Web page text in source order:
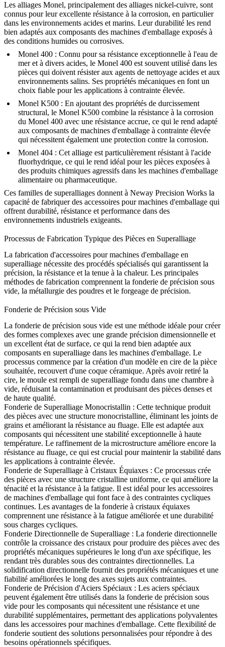
Les alliages Monel, principalement des alliages nickel-cuivre, sont
connus pour leur excellente résistance à la corrosion, en particulier
dans les environnements acides et marins. Leur durabilité les rend
bien adaptés aux composants des machines d'emballage exposés à
des conditions humides ou corrosives.
Monel 400 : Connu pour sa résistance exceptionnelle à l'eau de
mer et à divers acides, le Monel 400 est souvent utilisé dans les
pièces qui doivent résister aux agents de nettoyage acides et aux
environnements salins. Ses propriétés mécaniques en font un
choix fiable pour les applications à contrainte élevée.
Monel K500 : En ajoutant des propriétés de durcissement
structural, le Monel K500 combine la résistance à la corrosion
du Monel 400 avec une résistance accrue, ce qui le rend adapté
aux composants de machines d'emballage à contrainte élevée
qui nécessitent également une protection contre la corrosion.
Monel 404 : Cet alliage est particulièrement résistant à l'acide
fluorhydrique, ce qui le rend idéal pour les pièces exposées à
des produits chimiques agressifs dans les machines d'emballage
alimentaire ou pharmaceutique.
Ces familles de superalliages donnent à Neway Precision Works la
capacité de fabriquer des accessoires pour machines d'emballage qui
offrent durabilité, résistance et performance dans des
environnements industriels exigeants.
Processus de Fabrication Typique des Pièces en Superalliage
La fabrication d'accessoires pour machines d'emballage en
superalliage nécessite des procédés spécialisés qui garantissent la
précision, la résistance et la tenue à la chaleur. Les principales
méthodes de fabrication comprennent la fonderie de précision sous
vide, la métallurgie des poudres et le forgeage de précision.
Fonderie de Précision sous Vide
La fonderie de précision sous vide est une méthode idéale pour créer
des formes complexes avec une grande précision dimensionnelle et
un excellent état de surface, ce qui la rend bien adaptée aux
composants en superalliage dans les machines d'emballage. Le
processus commence par la création d'un modèle en cire de la pièce
souhaitée, recouvert d'une coque céramique. Après avoir retiré la
cire, le moule est rempli de superalliage fondu dans une chambre à
vide, réduisant la contamination et produisant des pièces denses et
de haute qualité.
Fonderie de Superalliage Monocristallin : Cette technique produit
des pièces avec une structure monocristalline, éliminant les joints de
grains et améliorant la résistance au fluage. Elle est adaptée aux
composants qui nécessitent une stabilité exceptionnelle à haute
température. Le raffinement de la microstructure améliore encore la
résistance au fluage, ce qui est crucial pour maintenir la stabilité dans
les applications à contrainte élevée.
Fonderie de Superalliage à Cristaux Équiaxes : Ce processus crée
des pièces avec une structure cristalline uniforme, ce qui améliore la
ténacité et la résistance à la fatigue. Il est idéal pour les accessoires
de machines d'emballage qui font face à des contraintes cycliques
continues. Les avantages de la fonderie à cristaux équiaxes
comprennent une résistance à la fatigue améliorée et une durabilité
sous charges cycliques.
Fonderie Directionnelle de Superalliage : La fonderie directionnelle
contrôle la croissance des cristaux pour produire des pièces avec des
propriétés mécaniques supérieures le long d'un axe spécifique, les
rendant très durables sous des contraintes directionnelles. La
solidification directionnelle fournit des propriétés mécaniques et une
fiabilité améliorées le long des axes sujets aux contraintes.
Fonderie de Précision d'Aciers Spéciaux : Les aciers spéciaux
peuvent également être utilisés dans la fonderie de précision sous
vide pour les composants qui nécessitent une résistance et une
durabilité supplémentaires, permettant des applications polyvalentes
dans les accessoires pour machines d'emballage. Cette flexibilité de
fonderie soutient des solutions personnalisées pour répondre à des
besoins opérationnels spécifiques.